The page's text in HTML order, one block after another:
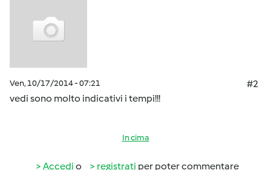
Ven, 10/17/2014 - 07:21
#2
vedi sono molto indicativi i tempi!!!
In cima
Accedi o registrati per poter commentare